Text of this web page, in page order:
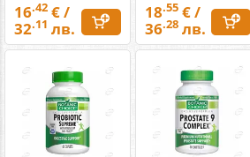
16.42 € /
32.11 лв.
18.55€ /
36.28лв.